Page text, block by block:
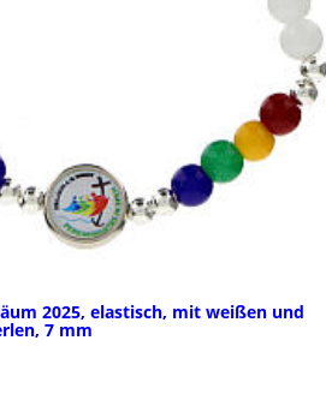
2025, elastisch, mit weißen und
7 mm